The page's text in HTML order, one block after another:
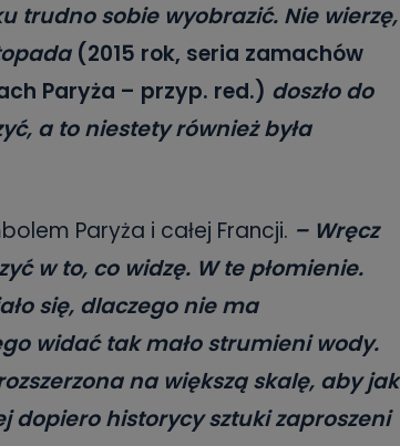
trudno sobie wyobrazić. Nie wierzę,
(2015 rok, seria zamachów
Paryża – przyp. red.) doszło do
a to niestety również była
Paryża i całej Francji. – Wręcz
w to, co widzę. W te płomienie.
się, dlaczego nie ma
widać tak mało strumieni wody.
na większą skalę, aby jak
dopiero historycy sztuki zaproszeni